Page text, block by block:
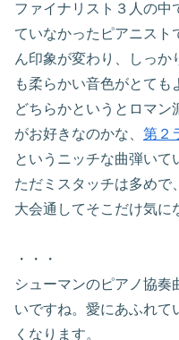
ファイナリスト３人の中
ていなかったピアニスト
ん印象が変わり、しっか
も柔らかい音色がとても
どちらかというとロマン
がお好きなのかな、 第２
というニッチな曲弾いて
ただミスタッチは多めで
大会通してそこだけ気に
・・・
シューマンのピアノ協奏
いですね。愛にあふれて
くなります。